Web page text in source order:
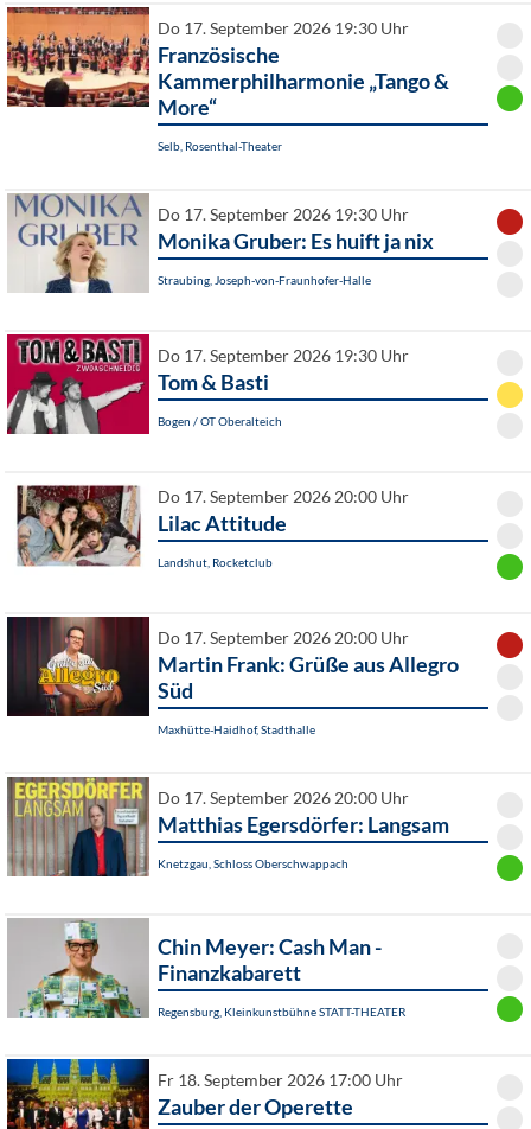
Do 17. September 2026 19:30 Uhr
Französische
Kammerphilharmonie „Tango &
More“
Selb, Rosenthal-Theater
Do 17. September 2026 19:30 Uhr
Monika Gruber: Es huift ja nix
Straubing, Joseph-von-Fraunhofer-Halle
Do 17. September 2026 19:30 Uhr
Tom & Basti
Bogen / OT Oberalteich
Do 17. September 2026 20:00 Uhr
Lilac Attitude
Landshut, Rocketclub
Do 17. September 2026 20:00 Uhr
Martin Frank: Grüße aus Allegro
Süd
Maxhütte-Haidhof, Stadthalle
Do 17. September 2026 20:00 Uhr
Matthias Egersdörfer: Langsam
Knetzgau, Schloss Oberschwappach
Chin Meyer: Cash Man -
Finanzkabarett
Regensburg, Kleinkunstbühne STATT-THEATER
Fr 18. September 2026 17:00 Uhr
Zauber der Operette